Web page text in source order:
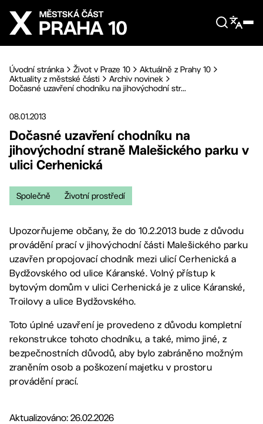
Přejít na hlavní obsah
Úvodní stránka Život v Praze 10
Aktuálně z Prahy 10
Aktuality z městské části
Archiv novinek
Dočasné uzavření chodníku na jihovýchodní str...
08.01.2013
Dočasné uzavření chodníku na
jihovýchodní straně Malešického parku v
ulici Cerhenická
Společně Životní prostředí
Upozorňujeme občany, že do 10.2.2013 bude z důvodu
provádění prací v jihovýchodní části Malešického parku
uzavřen propojovací chodník mezi ulicí Cerhenická a
Bydžovského od ulice Káranské. Volný přístup k
bytovým domům v ulici Cerhenická je z ulice Káranské,
Troilovy a ulice Bydžovského.
Toto úplné uzavření je provedeno z důvodu kompletní
rekonstrukce tohoto chodníku, a také, mimo jiné, z
bezpečnostních důvodů, aby bylo zabráněno možným
zraněním osob a poškození majetku v prostoru
provádění prací.
Aktualizováno: 26.02.2026